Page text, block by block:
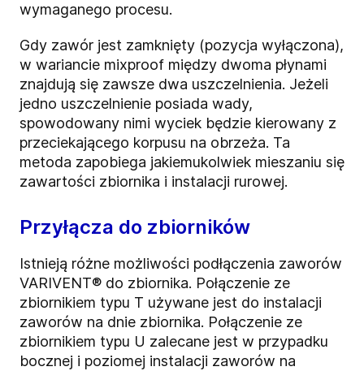
wymaganego procesu.
Gdy zawór jest zamknięty (pozycja wyłączona),
w wariancie mixproof między dwoma płynami
znajdują się zawsze dwa uszczelnienia. Jeżeli
jedno uszczelnienie posiada wady,
spowodowany nimi wyciek będzie kierowany z
przeciekającego korpusu na obrzeża. Ta
metoda zapobiega jakiemukolwiek mieszaniu się
zawartości zbiornika i instalacji rurowej.
Przyłącza do zbiorników
Istnieją różne możliwości podłączenia zaworów
VARIVENT® do zbiornika. Połączenie ze
zbiornikiem typu T używane jest do instalacji
zaworów na dnie zbiornika. Połączenie ze
zbiornikiem typu U zalecane jest w przypadku
bocznej i poziomej instalacji zaworów na